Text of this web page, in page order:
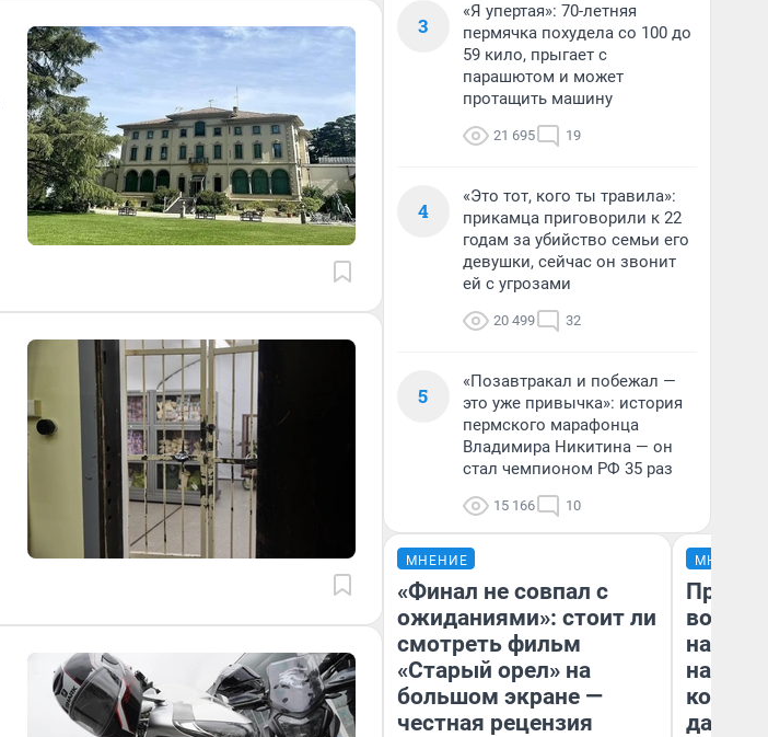
3
«Я упертая»: 70-летняя
пермячка похудела со 100 до
59 кило, прыгает с
парашютом и может
протащить машину
21 695 19
4
«Это тот, кого ты травила»:
прикамца приговорили к 22
годам за убийство семьи его
девушки, сейчас он звонит
ей с угрозами
20 499 32
5
«Позавтракал и побежал —
это уже привычка»: история
пермского марафонца
Владимира Никитина — он
стал чемпионом РФ 35 раз
15 166 10
МНЕНИЕ
«Финал не совпал с
ожиданиями»: стоит ли
смотреть фильм
«Старый орел» на
большом экране —
честная рецензия
МНЕНИЕ
нам
даже